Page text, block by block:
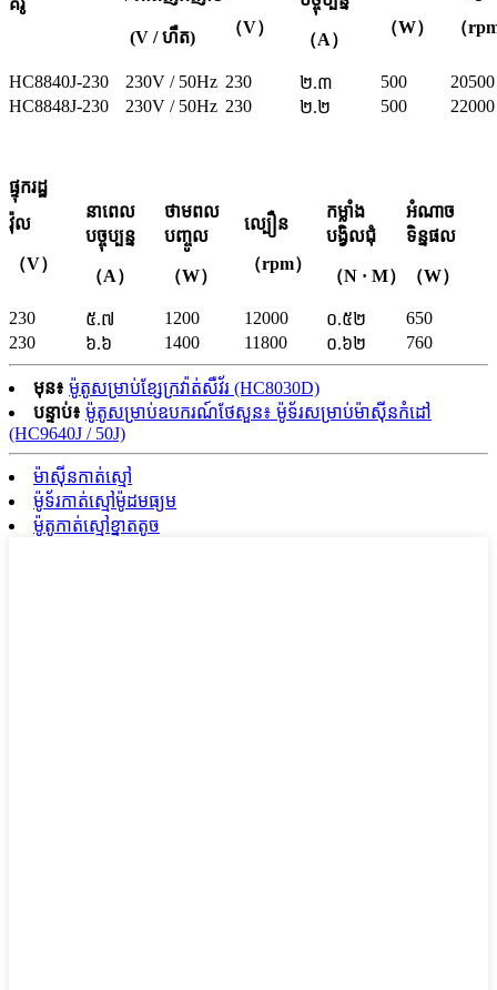
គំរូ
(V / ហឺត)
（V）
（A）
（W） （
HC8840J-230 230V / 50Hz 230 ២.៣ 500
20500
HC8848J-230
230V / 50Hz 230 ២.២ 500 22000
ផ្ទុករដ្ឋ
វ៉ុល
（V）
នា​ពេល​
បច្ចុប្បន្ន
（A）
ថាមពល
បញ្ចូល
（W）
ល្បឿន
（rpm）
កម្លាំង
បង្វិលជុំ
（N · M）
អំណាច​
ទិន្នផល
（W）
230 ៥.៧ 1200 12000 ០.៥២
650
230
៦.៦ 1400 11800 ០.៦២ 760
មុន៖ ម៉ូតូសម្រាប់ខ្សែក្រវ៉ាត់សឺវ័រ (HC8030D)
បន្ទាប់៖ ម៉ូតូសម្រាប់ឧបករណ៍ថែសួន៖ ម៉ូទ័រសម្រាប់ម៉ាស៊ីនកំដៅ
(HC9640J / 50J)
ម៉ាស៊ីនកាត់ស្មៅ
ម៉ូទ័រកាត់ស្មៅម៉ូដមធ្យម
ម៉ូតូកាត់ស្មៅខ្នាតតូច